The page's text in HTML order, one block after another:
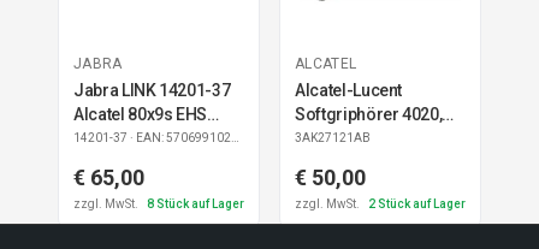
JABRA
Jabra LINK 14201-37
Alcatel 80x9s EHS
Adapter
14201-37 · EAN: 5706991023497
€ 65,00
zzgl. MwSt. 8 Stück auf Lager
ALCATEL
Alcatel-Lucent
Softgriphörer 4020,
4035 Reflexes
3AK27121AB
€ 50,00
zzgl. MwSt. 2 Stück auf Lager